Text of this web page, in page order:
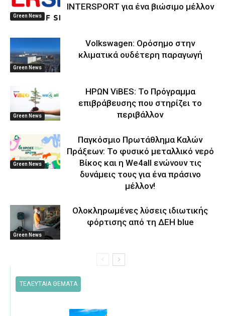
Green News
INTERSPORT για ένα βιώσιμο μέλλον
Green News
Volkswagen: Ορόσημο στην
κλιματικά ουδέτερη παραγωγή
Green News
ΗΡΩΝ ViBES: Το Πρόγραμμα
επιβράβευσης που στηρίζει το
περιβάλλον
Green News
Παγκόσμιο Πρωτάθλημα Καλών
Πράξεων: Το φυσικό μεταλλικό νερό
Βίκος και η We4all ενώνουν τις
δυνάμεις τους για ένα πράσινο
μέλλον!
Green News
Ολοκληρωμένες λύσεις ιδιωτικής
φόρτισης από τη ΔΕΗ blue
ΤΕΛΕΥΤΑΙΑ ΘΕΜΑΤΑ